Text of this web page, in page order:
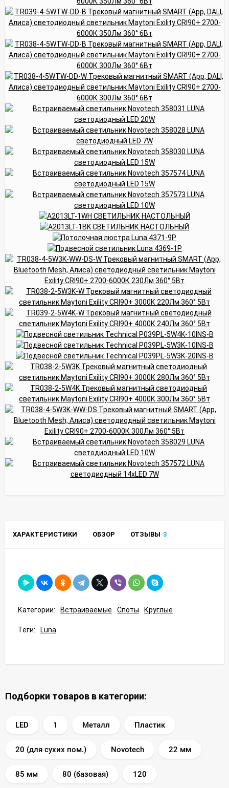
ХАРАКТЕРИСТИКИ ОБЗОР ОТЗЫВЫ 3
Категории: Встраиваемые Споты Круглые
Теги: Luna
Подборки товаров в категории:
LED 1 Металл Пластик
20 (для сухих пом.) Novotech 22 мм
85 мм 80 (базовая) 120